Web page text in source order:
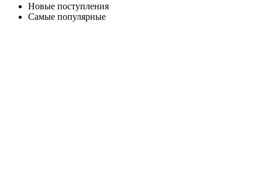
Новые поступления
Самые популярные